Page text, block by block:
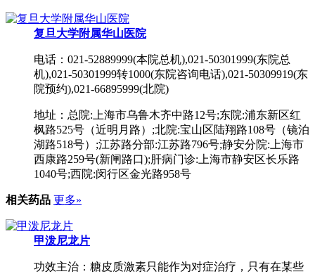
复旦大学附属华山医院
电话：021-52889999(本院总机),021-50301999(东院总
机),021-50301999转1000(东院咨询电话),021-50309919(东
院预约),021-66895999(北院)
地址：总院:上海市乌鲁木齐中路12号;东院:浦东新区红
枫路525号（近明月路）;北院:宝山区陆翔路108号（镜泊
湖路518号）;江苏路分部:江苏路796号;静安分院:上海市
西康路259号(新闸路口);肝病门诊:上海市静安区长乐路
1040号;西院:闵行区金光路958号
相关药品 更多»
甲泼尼龙片
功效主治：糖皮质激素只能作为对症治疗，只有在某些